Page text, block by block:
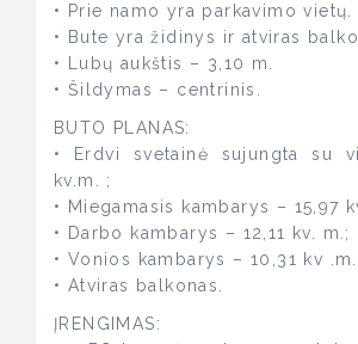
• Prie namo yra parkavimo vietų.
• Bute yra židinys ir atviras
• Lubų aukštis – 3,10 m.
• Šildymas – centrinis.
BUTO PLANAS:
• Erdvi svetainė sujungta su
kv.m. ;
• Miegamasis kambarys – 15,97
• Darbo kambarys – 12,11 kv. m.;
• Vonios kambarys – 10,31 kv
• Atviras balkonas.
ĮRENGIMAS: